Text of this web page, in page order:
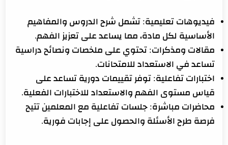
فيديوهات تعليمية: تشمل شرح الدروس والمفاهيم
الأساسية لكل مادة، مما يساعد على تعزيز الفهم.
مقالات ومذكرات: تحتوي على ملخصات ونصائح دراسية
تساعد في الاستعداد للامتحانات.
اختبارات تفاعلية: توفر تقييمات دورية تساعد على
قياس مستوى الفهم والاستعداد للاختبارات الفعلية.
محاضرات مباشرة: جلسات تفاعلية مع المعلمين تتيح
فرصة طرح الأسئلة والحصول على إجابات فورية.